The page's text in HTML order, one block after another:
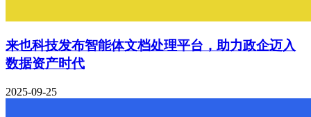
来也科技发布智能体文档处理平台，助力政企迈入
数据资产时代
2025-09-25